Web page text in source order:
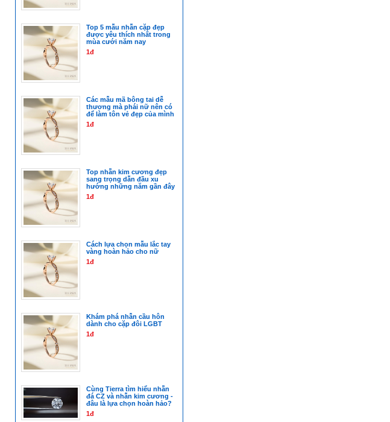
Top 5 mẫu nhẫn cặp đẹp
được yêu thích nhất trong
mùa cưới năm nay
1đ
Các mẫu mã bông tai dễ
thương mà phái nữ nên có
để làm tôn vẻ đẹp của mình
1đ
Top nhẫn kim cương đẹp
sang trọng dẫn đầu xu
hướng những năm gần đây
1đ
Cách lựa chọn mẫu lắc tay
vàng hoàn hảo cho nữ
1đ
Khám phá nhẫn cầu hôn
dành cho cặp đôi LGBT
1đ
Cùng Tierra tìm hiểu nhẫn
đá CZ và nhẫn kim cương -
đâu là lựa chọn hoàn hảo?
1đ